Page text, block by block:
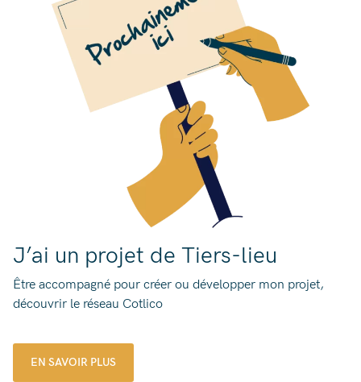
J’ai un projet de Tiers-lieu
Être accompagné pour créer ou développer mon projet,
découvrir le réseau Cotlico
EN SAVOIR PLUS